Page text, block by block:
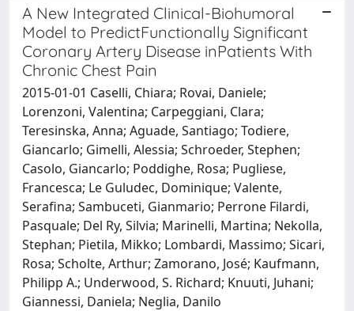
A New Integrated Clinical-Biohumoral
Model to PredictFunctionally Significant
Coronary Artery Disease inPatients With
Chronic Chest Pain
2015-01-01 Caselli, Chiara; Rovai, Daniele;
Lorenzoni, Valentina; Carpeggiani, Clara;
Teresinska, Anna; Aguade, Santiago; Todiere,
Giancarlo; Gimelli, Alessia; Schroeder, Stephen;
Casolo, Giancarlo; Poddighe, Rosa; Pugliese,
Francesca; Le Guludec, Dominique; Valente,
Serafina; Sambuceti, Gianmario; Perrone Filardi,
Pasquale; Del Ry, Silvia; Marinelli, Martina; Nekolla,
Stephan; Pietila, Mikko; Lombardi, Massimo; Sicari,
Rosa; Scholte, Arthur; Zamorano, José; Kaufmann,
Philipp A.; Underwood, S. Richard; Knuuti, Juhani;
Giannessi, Daniela; Neglia, Danilo